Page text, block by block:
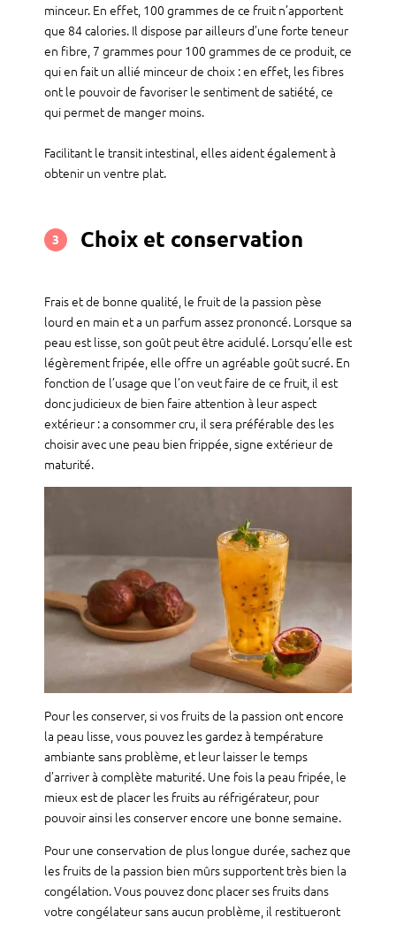
minceur. En effet, 100 grammes de ce fruit n’apportent
que 84 calories. Il dispose par ailleurs d’une forte teneur
en fibre, 7 grammes pour 100 grammes de ce produit, ce
qui en fait un allié minceur de choix : en effet, les fibres
ont le pouvoir de favoriser le sentiment de satiété, ce
qui permet de manger moins.
Facilitant le transit intestinal, elles aident également à
obtenir un ventre plat.
3 Choix et conservation
Frais et de bonne qualité, le fruit de la passion pèse
lourd en main et a un parfum assez prononcé. Lorsque sa
peau est lisse, son goût peut être acidulé. Lorsqu’elle est
légèrement fripée, elle offre un agréable goût sucré. En
fonction de l’usage que l’on veut faire de ce fruit, il est
donc judicieux de bien faire attention à leur aspect
extérieur : a consommer cru, il sera préférable des les
choisir avec une peau bien frippée, signe extérieur de
maturité.
Pour les conserver, si vos fruits de la passion ont encore
la peau lisse, vous pouvez les gardez à température
ambiante sans problème, et leur laisser le temps
d’arriver à complète maturité. Une fois la peau fripée, le
mieux est de placer les fruits au réfrigérateur, pour
pouvoir ainsi les conserver encore une bonne semaine.
Pour une conservation de plus longue durée, sachez que
les fruits de la passion bien mûrs supportent très bien la
congélation. Vous pouvez donc placer ses fruits dans
votre congélateur sans aucun problème, il restitueront